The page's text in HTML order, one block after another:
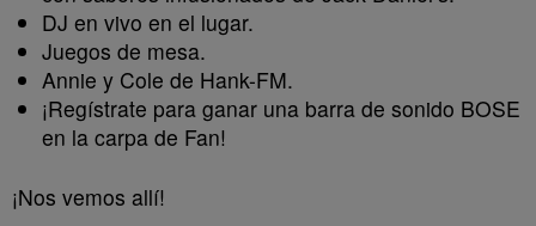
DJ en vivo en el lugar.
Juegos de mesa.
Annie y Cole de Hank-FM.
¡Regístrate para ganar una barra de sonido BOSE
en la carpa de Fan!
¡Nos vemos allí!